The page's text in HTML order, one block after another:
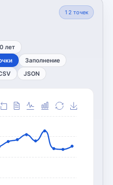
12 точек
лет
Заполнение
JSON